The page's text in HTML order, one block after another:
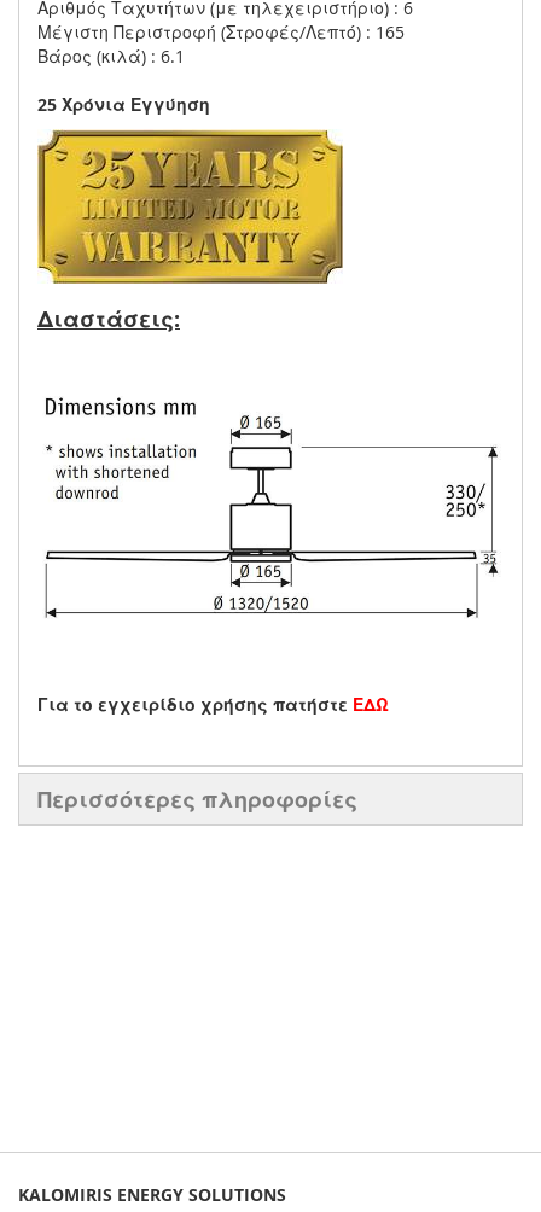
Αριθμός Ταχυτήτων (με τηλεχειριστήριο) : 6
Μέγιστη Περιστροφή (Στροφές/Λεπτό) : 165
Βάρος (κιλά) : 6.1
25 Χρόνια Εγγύηση
Διαστάσεις:
Για το εγχειρίδιο χρήσης πατήστε ΕΔΩ
Περισσότερες πληροφορίες
KALOMIRIS ENERGY SOLUTIONS